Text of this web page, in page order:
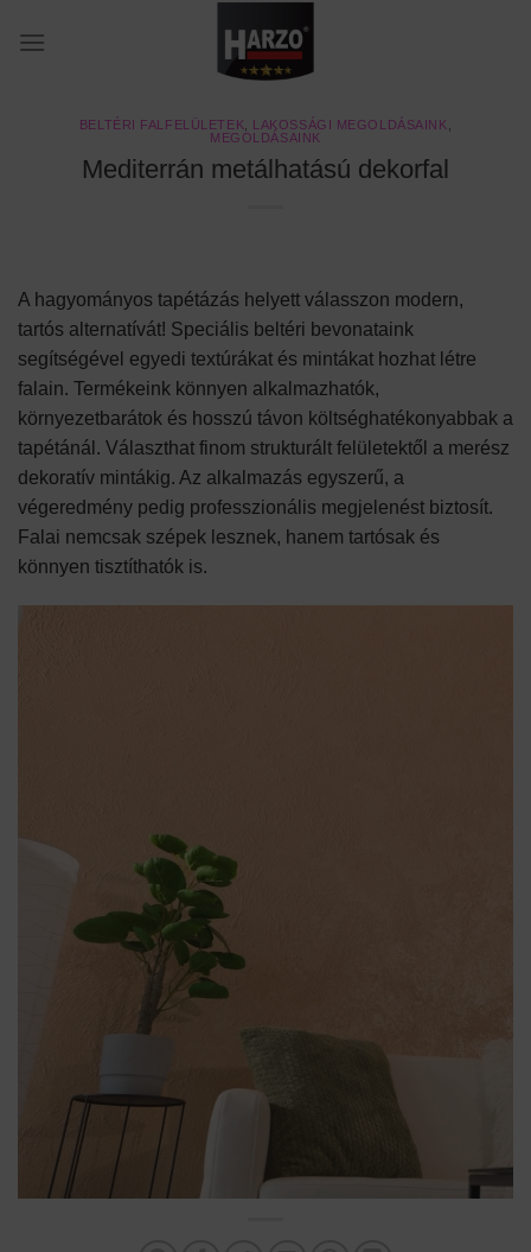
BELTÉRI FALFELÜLETEK LAKOSSÁGI MEGOLDÁSAINK
MEGOLDÁSAINK
Mediterrán metálhatású dekorfal
A hagyományos tapétázás helyett válasszon modern,
tartós alternatívát! Speciális beltéri bevonataink
segítségével egyedi textúrákat és mintákat hozhat létre
falain. Termékeink könnyen alkalmazhatók,
környezetbarátok és hosszú távon költséghatékonyabbak a
tapétánál. Választhat finom strukturált felületektől a merész
dekoratív mintákig. Az alkalmazás egyszerű, a
végeredmény pedig professzionális megjelenést biztosít.
Falai nemcsak szépek lesznek, hanem tartósak és
könnyen tisztíthatók is.